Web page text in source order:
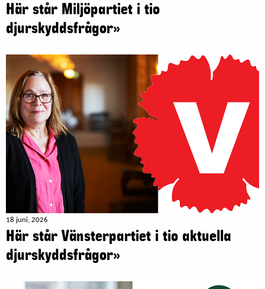
Här står Miljöpartiet i tio
djurskyddsfrågor»
18 juni, 2026
Här står Vänsterpartiet i tio aktuella
djurskyddsfrågor»